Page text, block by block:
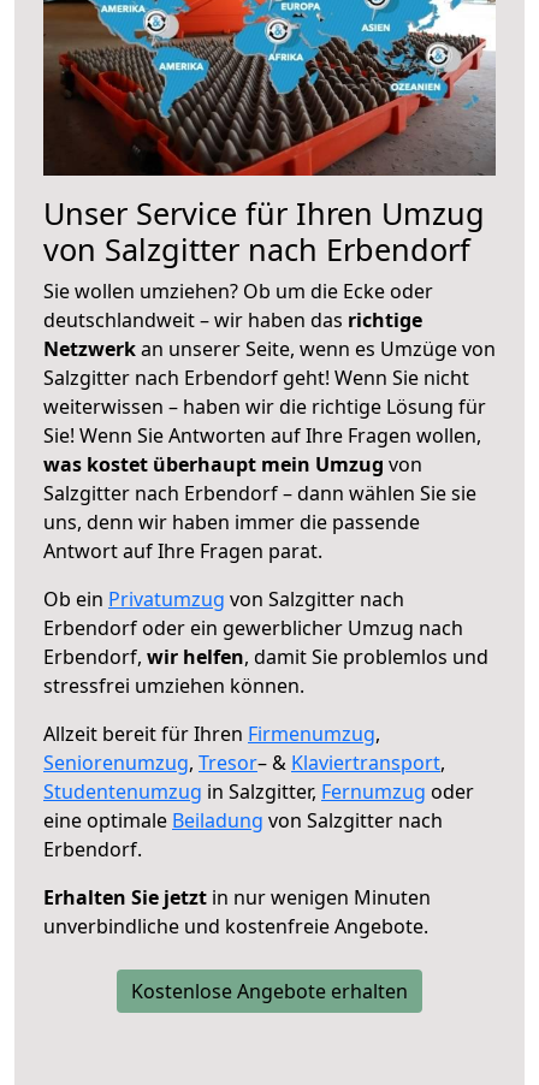
Unser Service für Ihren Umzug
von Salzgitter nach Erbendorf
Sie wollen umziehen? Ob um die Ecke oder
deutschlandweit – wir haben das richtige
Netzwerkan unserer Seite, wenn es Umzüge von
Salzgitter nach Erbendorf geht! Wenn Sie nicht
weiterwissen – haben wir die richtige Lösung für
Sie! Wenn Sie Antworten auf Ihre Fragen wollen,
was kostet überhaupt mein Umzug von
Salzgitter nach Erbendorf – dann wählen Sie sie
uns, denn wir haben immer die passende
Antwort auf Ihre Fragen parat.
Ob ein Privatumzug von Salzgitter nach
Erbendorf oder ein gewerblicher Umzug nach
Erbendorf, wir helfen, damit Sie problemlos und
stressfrei umziehen können.
Allzeit bereit für Ihren Firmenumzug,
Seniorenumzug, Tresor– & Klaviertransport,
Studentenumzug in Salzgitter, Fernumzug oder
eine optimale Beiladung von Salzgitter nach
Erbendorf.
Erhalten Sie jetzt in nur wenigen Minuten
unverbindliche und kostenfreie Angebote.
Kostenlose Angebote erhalten